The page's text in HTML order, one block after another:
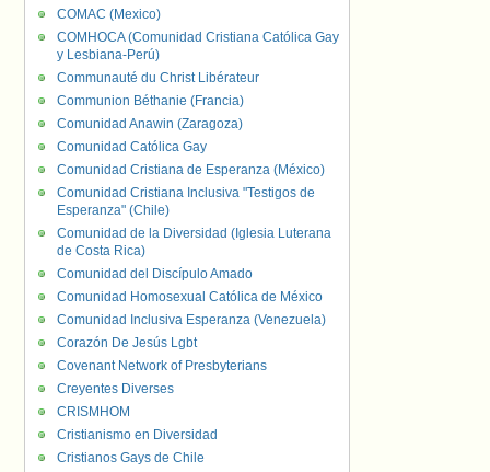
COMAC (Mexico)
COMHOCA (Comunidad Cristiana Católica Gay
y Lesbiana-Perú)
Communauté du Christ Libérateur
Communion Béthanie (Francia)
Comunidad Anawin (Zaragoza)
Comunidad Católica Gay
Comunidad Cristiana de Esperanza (México)
Comunidad Cristiana Inclusiva "Testigos de
Esperanza" (Chile)
Comunidad de la Diversidad (Iglesia Luterana
de Costa Rica)
Comunidad del Discípulo Amado
Comunidad Homosexual Católica de México
Comunidad Inclusiva Esperanza (Venezuela)
Corazón De Jesús Lgbt
Covenant Network of Presbyterians
Creyentes Diverses
CRISMHOM
Cristianismo en Diversidad
Cristianos Gays de Chile